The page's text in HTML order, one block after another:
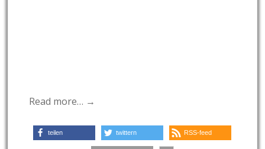
Read more… →
teilen twittern RSS-feed